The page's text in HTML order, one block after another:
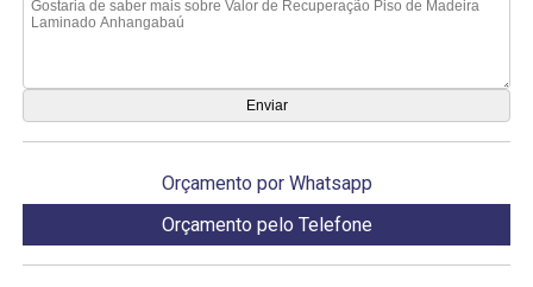
Orçamento por Whatsapp
Orçamento pelo Telefone